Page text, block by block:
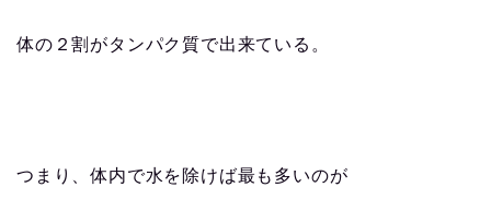
体の２割がタンパク質で出来ている。
つまり、体内で水を除けば最も多いのが